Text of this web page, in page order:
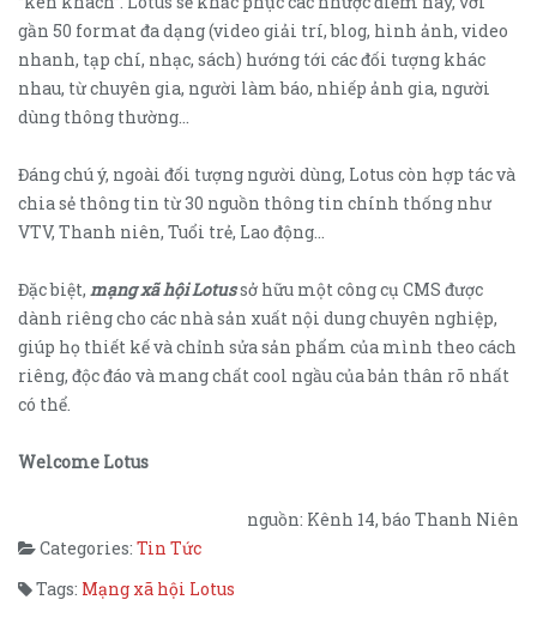
gần 50 format đa dạng (video giải trí, blog, hình ảnh, video
nhanh, tạp chí, nhạc, sách) hướng tới các đối tượng khác
nhau, từ chuyên gia, người làm báo, nhiếp ảnh gia, người
dùng thông thường…
Đáng chú ý, ngoài đối tượng người dùng, Lotus còn hợp tác và
chia sẻ thông tin từ 30 nguồn thông tin chính thống như
VTV, Thanh niên, Tuổi trẻ, Lao động…
Đặc biệt, mạng xã hội Lotussở hữu một công cụ CMS được
dành riêng cho các nhà sản xuất nội dung chuyên nghiệp,
giúp họ thiết kế và chỉnh sửa sản phẩm của mình theo cách
riêng, độc đáo và mang chất cool ngầu của bản thân rõ nhất
có thể.
Welcome Lotus
nguồn: Kênh 14, báo Thanh Niên
Categories: Tin Tức
Tags: Mạng xã hội Lotus